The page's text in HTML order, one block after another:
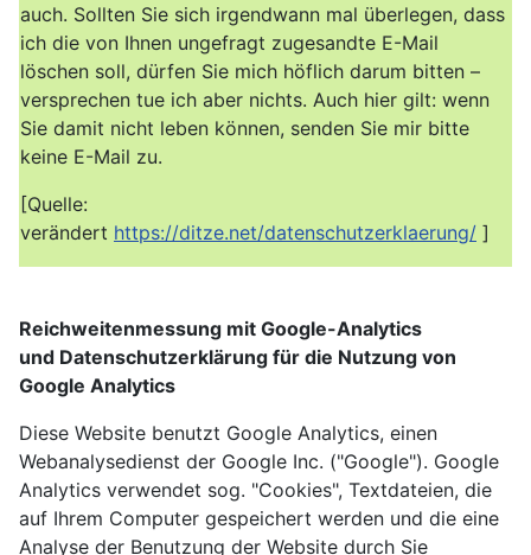
auch. Sollten Sie sich irgendwann mal überlegen, dass
ich die von Ihnen ungefragt zugesandte E-Mail
löschen soll, dürfen Sie mich höflich darum bitten –
versprechen tue ich aber nichts. Auch hier gilt: wenn
Sie damit nicht leben können, senden Sie mir bitte
keine E-Mail zu.
[Quelle:
verändert https://ditze.net/datenschutzerklaerung/ ]
Reichweitenmessung mit Google-Analytics
und Datenschutzerklärung für die Nutzung von
Google Analytics
Diese Website benutzt Google Analytics, einen
Webanalysedienst der Google Inc. ("Google"). Google
Analytics verwendet sog. "Cookies", Textdateien, die
auf Ihrem Computer gespeichert werden und die eine
Analyse der Benutzung der Website durch Sie